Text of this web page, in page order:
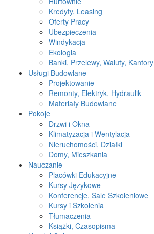
Kredyty, Leasing
Oferty Pracy
Ubezpieczenia
Windykacja
Ekologia
Banki, Przelewy, Waluty, Kantory
Usługi Budowlane
Projektowanie
Remonty, Elektryk, Hydraulik
Materiały Budowlane
Pokoje
Drzwi i Okna
Klimatyzacja i Wentylacja
Nieruchomości, Działki
Domy, Mieszkania
Nauczanie
Placówki Edukacyjne
Kursy Językowe
Konferencje, Sale Szkoleniowe
Kursy i Szkolenia
Tłumaczenia
Książki, Czasopisma